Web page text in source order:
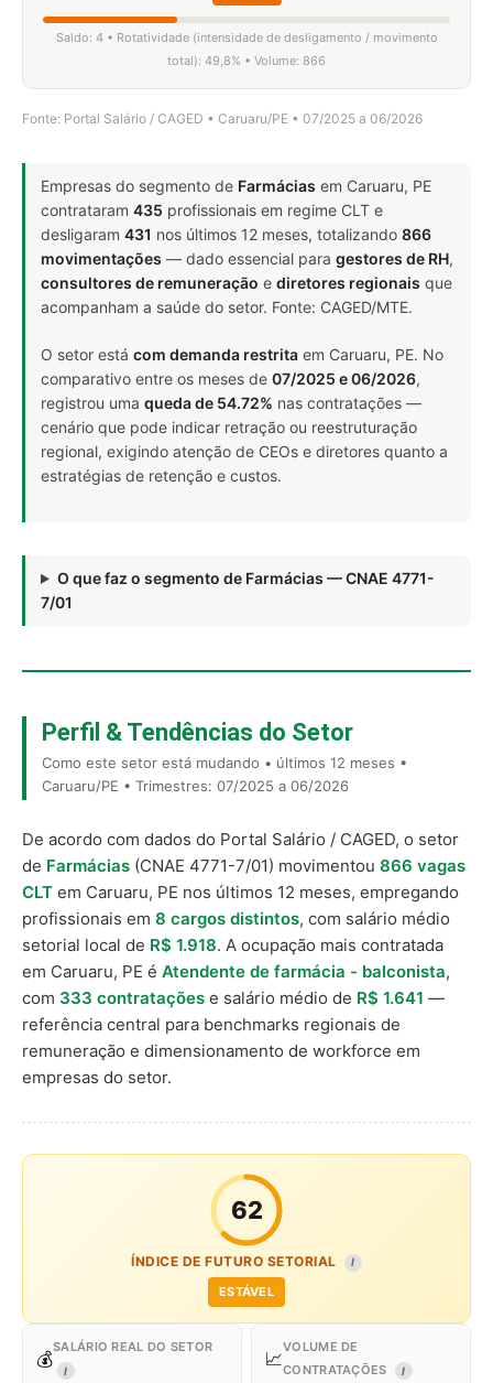
Saldo: 4 • Rotatividade (intensidade de desligamento / movimento
total): 49,8% • Volume: 866
Fonte: Portal Salário / CAGED • Caruaru/PE • 07/2025 a 06/2026
Empresas do segmento de Farmácias em Caruaru, PE
contrataram 435 profissionais em regime CLT e
desligaram 431 nos últimos 12 meses, totalizando 866
movimentações — dado essencial para gestores de RH,
consultores de remuneração e diretores regionais que
acompanham a saúde do setor. Fonte: CAGED/MTE.
O setor está com demanda restrita em Caruaru, PE. No
comparativo entre os meses de 07/2025 e 06/2026,
registrou uma queda de 54.72% nas contratações —
cenário que pode indicar retração ou reestruturação
regional, exigindo atenção de CEOs e diretores quanto a
estratégias de retenção e custos.
O que faz o segmento de Farmácias — CNAE 4771-
7/01
Perfil & Tendências do Setor
Como este setor está mudando • últimos 12 meses •
Caruaru/PE • Trimestres: 07/2025 a 06/2026
De acordo com dados do Portal Salário / CAGED, o setor
de Farmácias (CNAE 4771-7/01) movimentou 866 vagas
CLT em Caruaru, PE nos últimos 12 meses, empregando
profissionais em 8 cargos distintos, com salário médio
setorial local de R$ 1.918. A ocupação mais contratada
em Caruaru, PE é Atendente de farmácia - balconista,
com 333 contratações e salário médio de R$ 1.641 —
referência central para benchmarks regionais de
remuneração e dimensionamento de workforce em
empresas do setor.
62
ÍNDICE DE FUTURO SETORIAL I
ESTÁVEL
💰
SALÁRIO REAL DO SETOR
I
📈
VOLUME DE
CONTRATAÇÕES
I